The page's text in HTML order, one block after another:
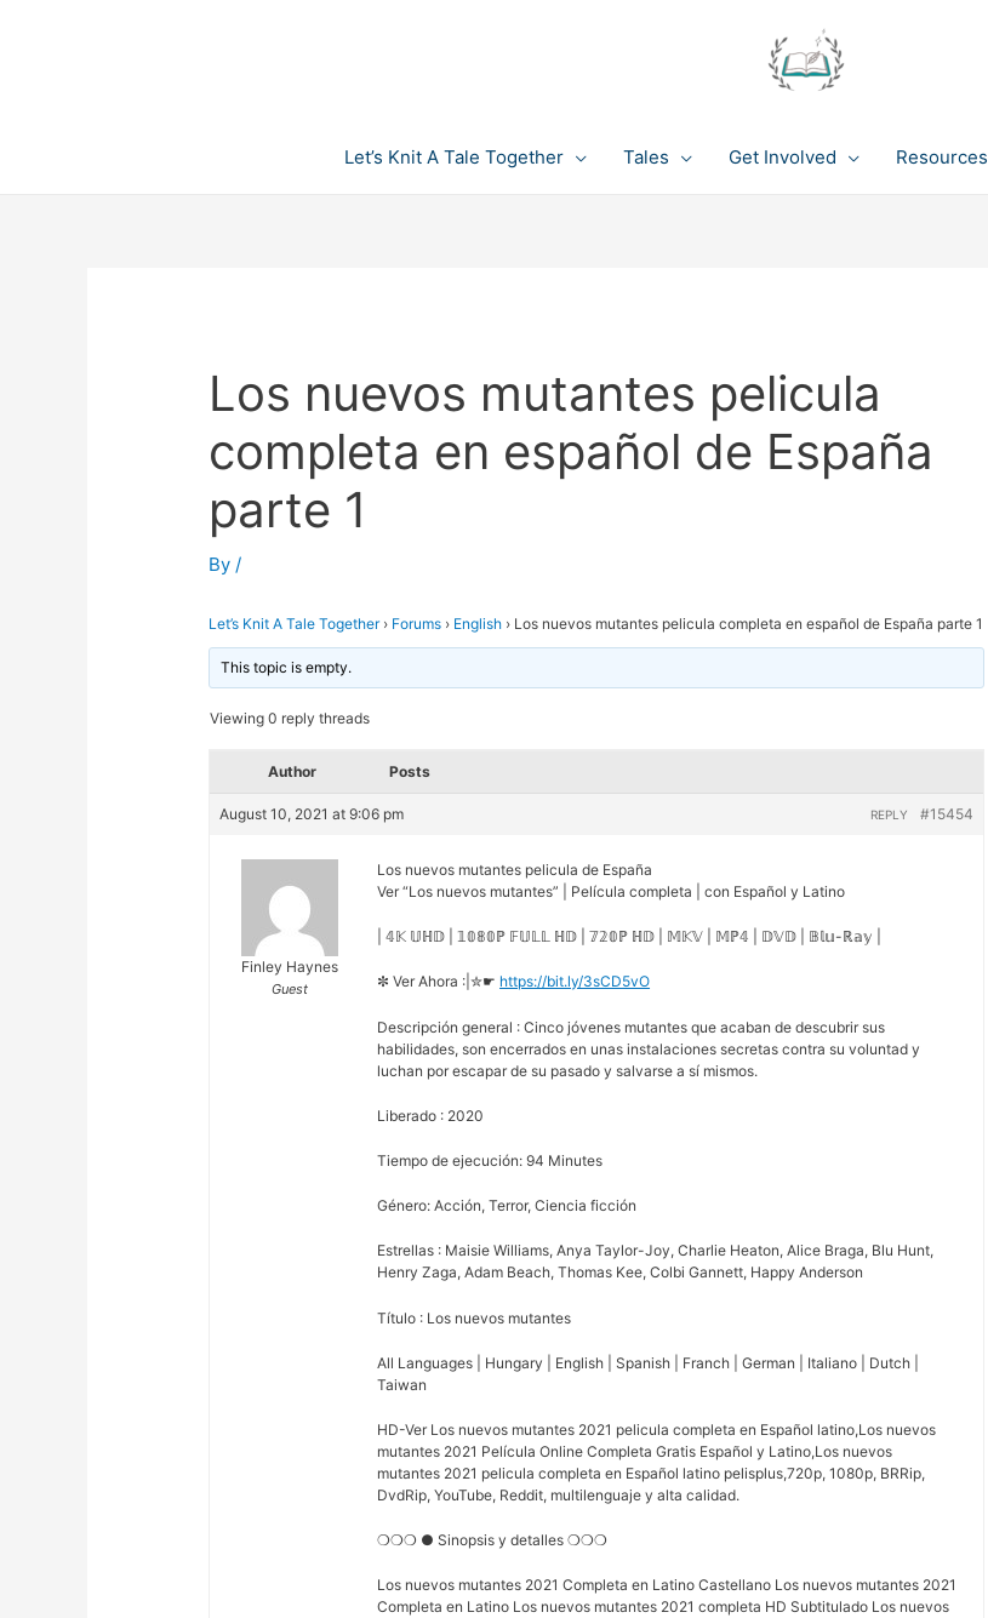
Let’s Knit A Tale Together Tales Get Involved Resources
Los nuevos mutantes pelicula
completa en español de España
parte 1
By/
Let’s Knit A Tale Together › Forums › English › Los nuevos mutantes pelicula completa en español de España parte 1
This topic is empty.
Viewing 0 reply threads
Author Posts
August 10, 2021 at 9:06 pm #15454
REPLY
Finley Haynes
Guest
Los nuevos mutantes pelicula de España
Ver “Los nuevos mutantes” | Película completa | con Español y Latino
| 𝟜𝕂 𝕌ℍ𝔻 | 𝟙𝟘𝟠𝟘ℙ 𝔽𝕌𝕃𝕃 ℍ𝔻 | 𝟟𝟚𝟘ℙ ℍ𝔻 | 𝕄𝕂𝕍 | 𝕄ℙ𝟜 | 𝔻𝕍𝔻 | 𝔹𝕝𝕦-ℝ𝕒𝕪 |
✼ Ver Ahora :|✮☛ https://bit.ly/3sCD5vO
Descripción general : Cinco jóvenes mutantes que acaban de descubrir sus
habilidades, son encerrados en unas instalaciones secretas contra su voluntad y
luchan por escapar de su pasado y salvarse a sí mismos.
Liberado : 2020
Tiempo de ejecución: 94 Minutes
Género: Acción, Terror, Ciencia ficción
Estrellas : Maisie Williams, Anya Taylor-Joy, Charlie Heaton, Alice Braga, Blu Hunt,
Henry Zaga, Adam Beach, Thomas Kee, Colbi Gannett, Happy Anderson
Título : Los nuevos mutantes
All Languages | Hungary | English | Spanish | Franch | German | Italiano | Dutch |
Taiwan
HD-Ver Los nuevos mutantes 2021 pelicula completa en Español latino,Los nuevos
mutantes 2021 Película Online Completa Gratis Español y Latino,Los nuevos
mutantes 2021 pelicula completa en Español latino pelisplus,720p, 1080p, BRRip,
DvdRip, YouTube, Reddit, multilenguaje y alta calidad.
❍❍❍ ● Sinopsis y detalles ❍❍❍
Los nuevos mutantes 2021 Completa en Latino Castellano Los nuevos mutantes 2021
Completa en Latino Los nuevos mutantes 2021 completa HD Subtitulado Los nuevos